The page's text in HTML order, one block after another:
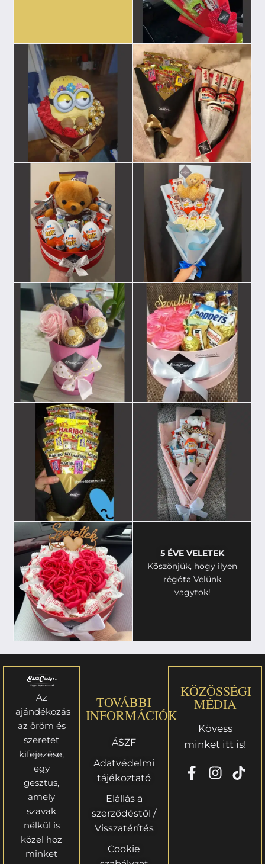
5 ÉVE VELETEK
Köszönjük, hogy ilyen
régóta Velünk
vagytok!
Az
ajándékozás
az öröm és
szeretet
kifejezése,
egy
gesztus,
amely
szavak
nélkül is
közel hoz
minket
TOVÁBBI
INFORMÁCIÓK
ÁSZF
Adatvédelmi
tájékoztató
Elállás a
szerződéstől /
Visszatérítés
Cookie
KÖZÖSSÉGI
MÉDIA
Kövess
minket itt is!